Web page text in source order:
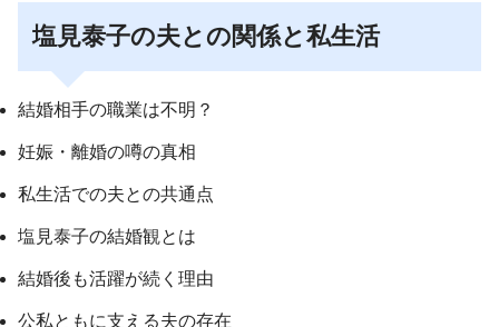
塩見泰子の夫との関係と私生活
結婚相手の職業は不明？
妊娠・離婚の噂の真相
私生活での夫との共通点
塩見泰子の結婚観とは
結婚後も活躍が続く理由
公私ともに支える夫の存在